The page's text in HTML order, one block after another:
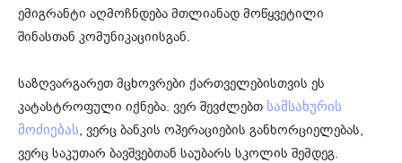
ემიგრანტი აღმოჩნდება მთლიანად მოწყვეტილი
შინასთან კომუნიკაციისგან.
საზღვარგარეთ მცხოვრები ქართველებისთვის ეს
კატასტროფული იქნება. ვერ შევძლებთ სამსახურის
მოძიებას, ვერც ბანკის ოპერაციების განხორციელებას,
ვერც საკუთარ ბავშვებთან საუბარს სკოლის შემდეგ.